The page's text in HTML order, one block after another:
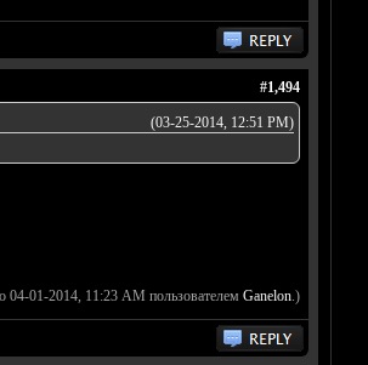
#1,494
(03-25-2014, 12:51 PM)
04-01-2014, 11:23 AM пользователем Ganelon.)